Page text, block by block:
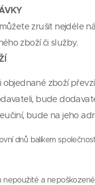
zrušit nejdéle
zboží či služby.
objednané zboží
bude
bude na jeho
dnů balíkem
a nepoškozené